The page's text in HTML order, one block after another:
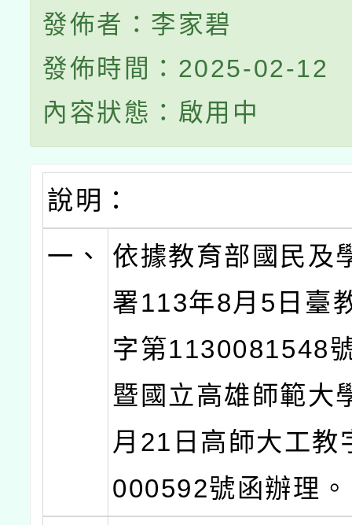
發佈者：李家碧
發佈時間：2025-02-12
內容狀態：啟用中
說明：
一、
依據教育部國民及
署113年8月5日臺
字第1130081548
暨國立高雄師範大
月21日高師大工教
000592號函辦理。